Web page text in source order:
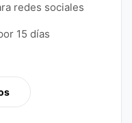
redes sociales
15 días